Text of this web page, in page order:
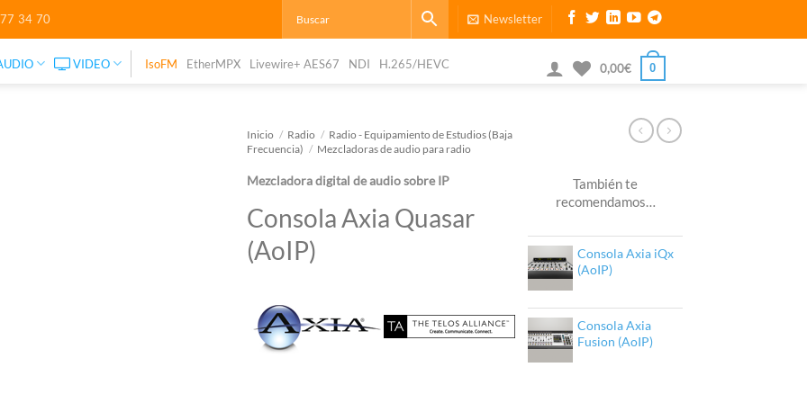
34 70 Newsletter
VIDEO IsoFM EtherMPX Livewire+ AES67 NDI H.265/HEVC 0,00€ 0
Inicio / Radio / Radio - Equipamiento de Estudios (Baja
Frecuencia) / Mezcladoras de audio para radio
Mezcladora digital de audio sobre IP
Consola Axia Quasar
(AoIP)
También te
recomendamos…
Consola Axia iQx
(AoIP)
Consola Axia
Fusion (AoIP)